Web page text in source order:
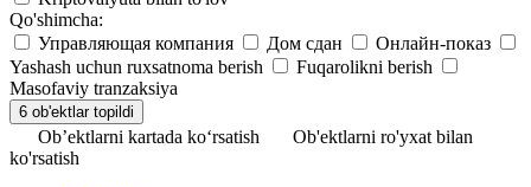
Qo'shimcha:
Управляющая компания
Дом сдан
Онлайн-показ
Yashash uchun ruxsatnoma berish
Fuqarolikni berish
Masofaviy tranzaksiya
Ob’ektlarni kartada ko‘rsatish
Ob'ektlarni ro'yxat bilan
ko'rsatish